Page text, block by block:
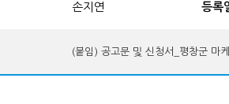
손지연 등록
(붙임) 공고문 및 신청서_평창군 마